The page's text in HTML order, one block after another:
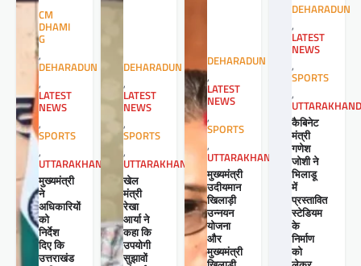
CM
DHAMI
G
,
DEHARADUN
,
LATEST
NEWS
,
SPORTS
,
UTTARAKHAND
मुख्यमंत्री
ने
अधिकारियों
को
निर्देश
दिए कि
उत्तराखंड
DEHARADUN
,
LATEST
NEWS
,
SPORTS
,
UTTARAKHAND
खेल
मंत्री
रेखा
आर्या ने
कहा कि
उपयोगी
सुझावों
DEHARADUN
,
LATEST
NEWS
,
SPORTS
,
UTTARAKHAND
मुख्यमंत्री
उदीयमान
खिलाड़ी
उन्नयन
योजना
और
मुख्यमंत्री
DEHARADUN
,
LATEST
NEWS
,
SPORTS
,
UTTARAKHAND
कैबिनेट
मंत्री
गणेश
जोशी ने
भिलाडू
में
प्रस्तावित
स्टेडियम
के
निर्माण
को